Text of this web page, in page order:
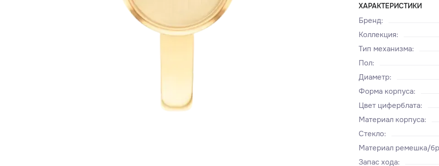
ХАРАКТЕРИСТИКИ
Бренд:
Коллекция:
Тип механизма:
Пол:
Диаметр:
Форма корпуса:
Цвет циферблата:
Материал корпуса:
Стекло:
Материал ремешка/
Запас хода: